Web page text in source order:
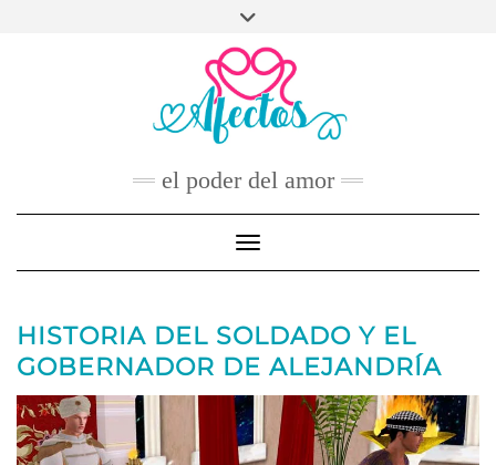
FACEBOOK
TWITTER
INSTAGRAM
PINTEREST
CONTACTO
el poder del amor
Toggle Navigation
HISTORIA DEL SOLDADO Y EL
GOBERNADOR DE ALEJANDRÍA